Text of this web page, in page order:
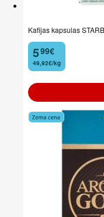
Kafijas kapsulas
5
. 99€
49,92€/kg